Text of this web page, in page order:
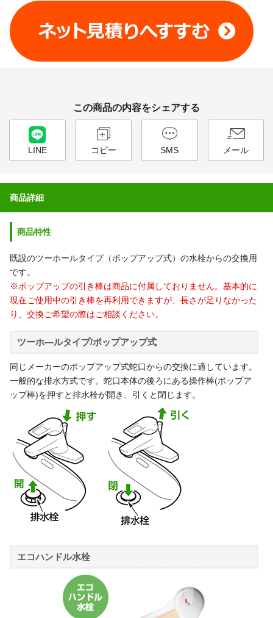
この商品の内容をシェアする
LINE コピー SMS メール
商品詳細
商品特性
既設のツーホールタイプ（ポップアップ式）の水栓からの交換用
です。
※ポップアップの引き棒は商品に付属しておりません。基本的に
現在ご使用中の引き棒を再利用できますが、長さが足りなかった
り、交換ご希望の際はご相談ください。
ツーホ―ルタイプ/ポップアップ式
同じメーカーのポップアップ式蛇口からの交換に適しています。
一般的な排水方式です。蛇口本体の後ろにある操作棒(ポップア
ップ棒)を押すと排水栓が開き、引くと閉じます。
エコハンドル水栓